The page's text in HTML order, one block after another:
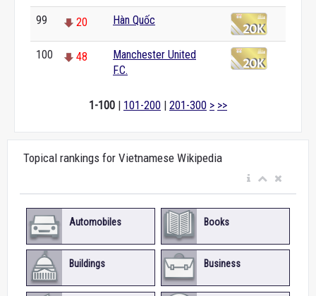
99 20 Hàn Quốc
100 48
Manchester United
F.C.
1-100 | 101-200 | 201-300 > >>
Topical rankings for Vietnamese Wikipedia
Automobiles Books
Buildings Business